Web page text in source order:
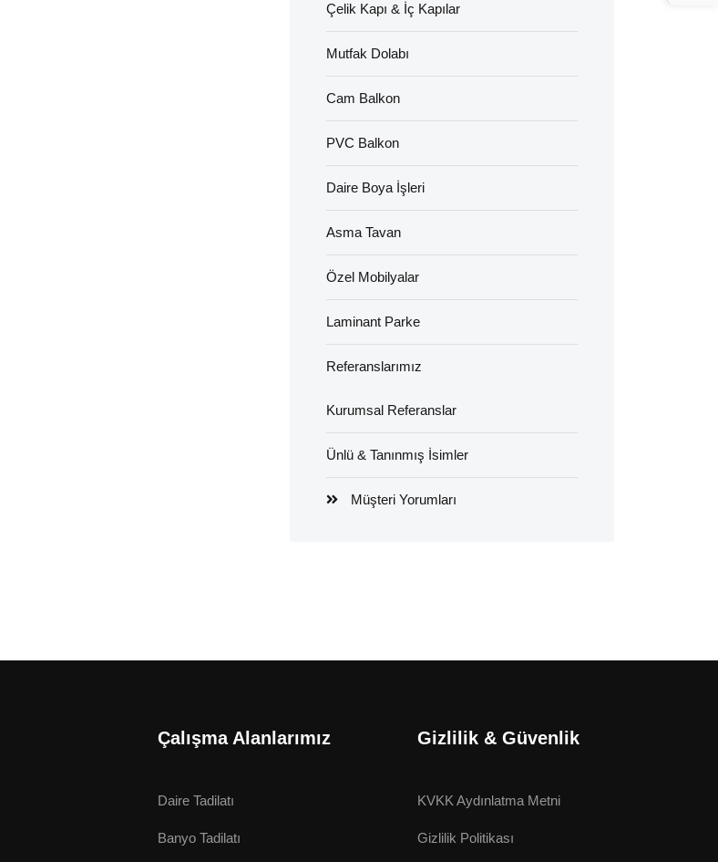
Çelik Kapı & İç Kapılar
Mutfak Dolabı
Cam Balkon
PVC Balkon
Daire Boya İşleri
Asma Tavan
Özel Mobilyalar
Laminant Parke
Referanslarımız
Kurumsal Referanslar
Ünlü & Tanınmış İsimler
Müşteri Yorumları
Çalışma Alanlarımız
Daire Tadilatı
Banyo Tadilatı
Gizlilik & Güvenlik
KVKK Aydınlatma Metni
Gizlilik Politikası